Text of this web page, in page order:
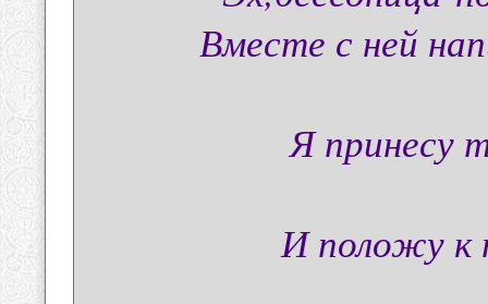
Вместе с ней
Я принесу
И положу к